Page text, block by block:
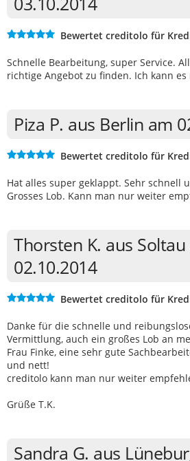
Bewertet creditolo für
Schnelle Bearbeitung, super Service.
richtige Angebot zu finden. Ich kann
Piza P. aus Berlin am
Bewertet creditolo für
Hat alles super geklappt. Sehr schnell
Grosses Lob. Kann man nur weiter
Thorsten K. aus
02.10.2014
Bewertet creditolo für
Danke für die schnelle und
Vermittlung, auch ein großes Lob an
Frau Finke, eine sehr gute
und nett!
creditolo kann man nur weiter
Grüße T.K.
Sandra G. aus